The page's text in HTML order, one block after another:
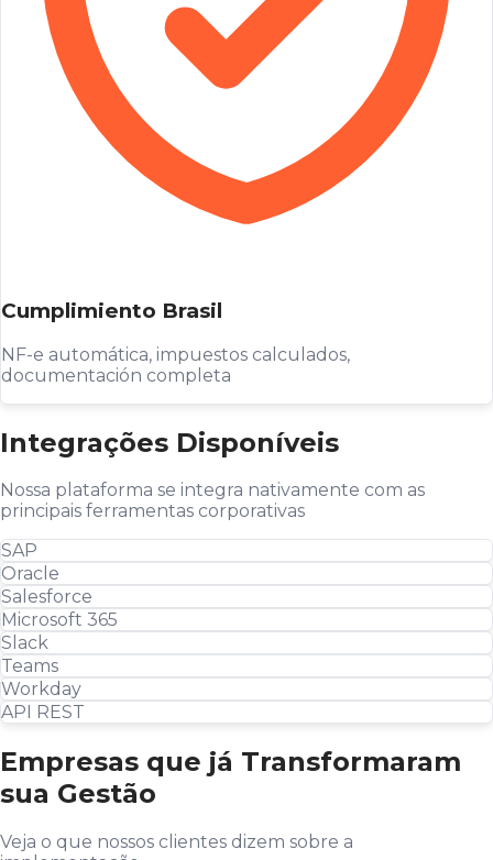
Cumplimiento Brasil
NF-e automática, impuestos calculados,
documentación completa
Integrações Disponíveis
Nossa plataforma se integra nativamente com as
principais ferramentas corporativas
SAP
Oracle
Salesforce
Microsoft 365
Slack
Teams
Workday
API REST
Empresas que já Transformaram
sua Gestão
Veja o que nossos clientes dizem sobre a